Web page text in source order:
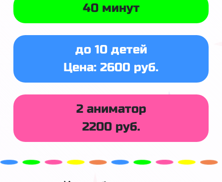
40 минут
до 10 детей
Цена: 2600 руб.
2 аниматор
2200 руб.